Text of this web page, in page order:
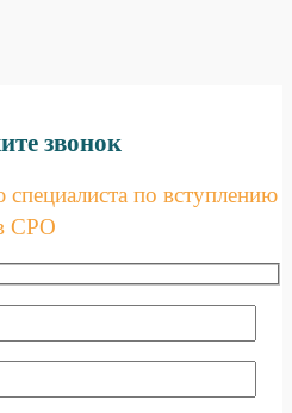
звонок
по вступлению
СРО